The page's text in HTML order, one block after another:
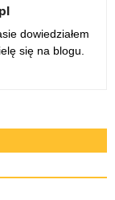
dowiedziałem
się na blogu.